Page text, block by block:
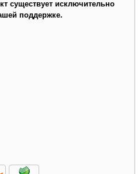
существует исключительно
поддержке.